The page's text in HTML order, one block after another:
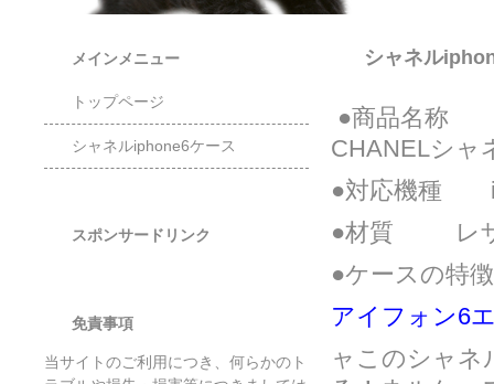
シャネル
●商品名称
CHANELシ
●対応機種
●材質 レ
●ケースの特徴
アイフォン6
ャこのシャネ
メインメニュー
トップページ
シャネルiphone6ケース
スポンサードリンク
免責事項
当サイトのご利用につき、何らかのト